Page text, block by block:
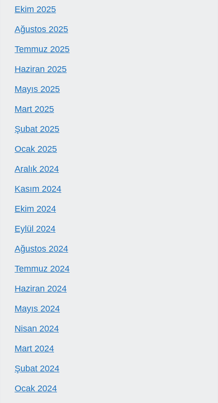
Ekim 2025
Ağustos 2025
Temmuz 2025
Haziran 2025
Mayıs 2025
Mart 2025
Şubat 2025
Ocak 2025
Aralık 2024
Kasım 2024
Ekim 2024
Eylül 2024
Ağustos 2024
Temmuz 2024
Haziran 2024
Mayıs 2024
Nisan 2024
Mart 2024
Şubat 2024
Ocak 2024